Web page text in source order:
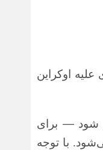
علیه اوکراین
شود— برای
با توجه